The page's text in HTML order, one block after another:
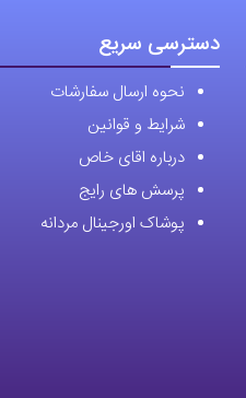
دسترسی سریع
نحوه ارسال سفارشات
شرایط و قوانین
درباره اقای خاص
پرسش های رایج
پوشاک اورجینال مردانه